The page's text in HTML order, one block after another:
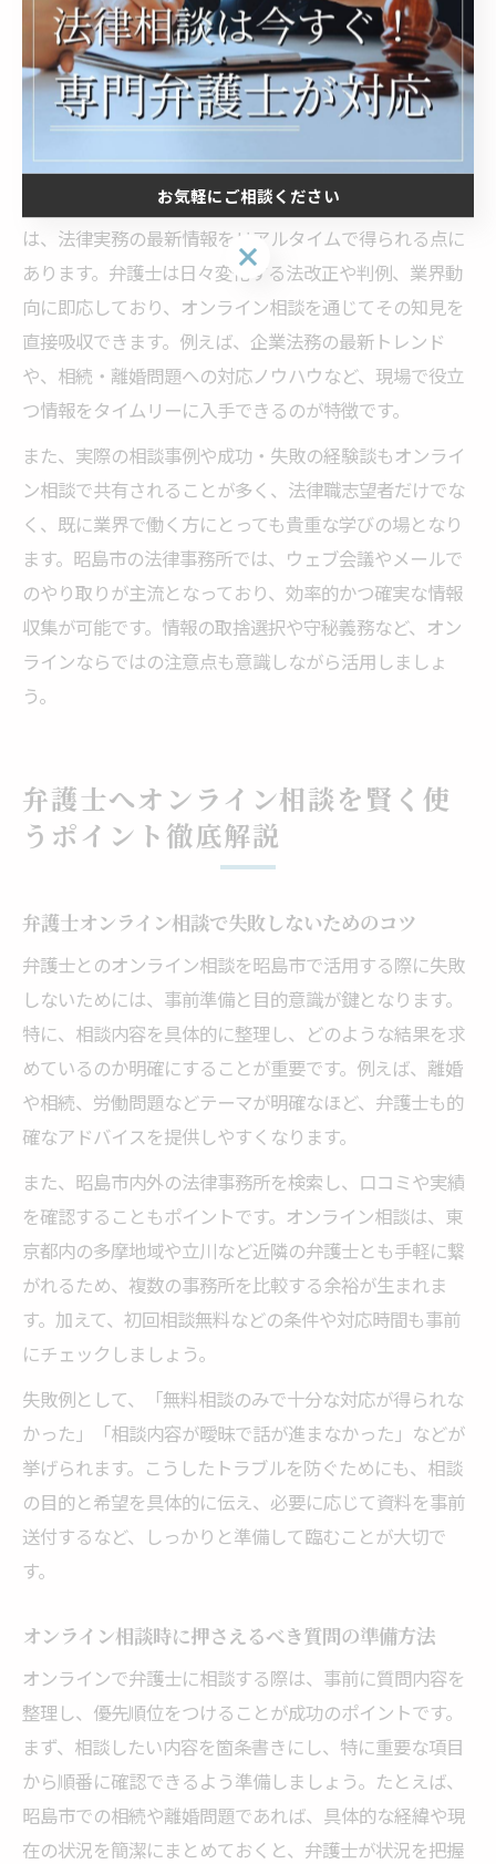
上が期待できます。加えて、オンライン相談の際は通信
環境やプライバシーにも注意し、事前準備を徹底しまし
ょう。
オンライン相談で得られる法律実務の最新情報
東京都昭島市でオンライン相談を利用する最大の魅力
は、法律実務の最新情報をリアルタイムで得られる点に
あります。弁護士は日々変化する法改正や判例、業界動
向に即応しており、オンライン相談を通じてその知見を
直接吸収できます。例えば、企業法務の最新トレンド
や、相続・離婚問題への対応ノウハウなど、現場で役立
つ情報をタイムリーに入手できるのが特徴です。
また、実際の相談事例や成功・失敗の経験談もオンライ
ン相談で共有されることが多く、法律職志望者だけでな
く、既に業界で働く方にとっても貴重な学びの場となり
ます。昭島市の法律事務所では、ウェブ会議やメールで
のやり取りが主流となっており、効率的かつ確実な情報
収集が可能です。情報の取捨選択や守秘義務など、オン
ラインならではの注意点も意識しながら活用しましょ
う。
弁護士へオンライン相談を賢く使
うポイント徹底解説
弁護士オンライン相談で失敗しないためのコツ
弁護士とのオンライン相談を昭島市で活用する際に失敗
しないためには、事前準備と目的意識が鍵となります。
特に、相談内容を具体的に整理し、どのような結果を求
めているのか明確にすることが重要です。例えば、離婚
や相続、労働問題などテーマが明確なほど、弁護士も的
確なアドバイスを提供しやすくなります。
また、昭島市内外の法律事務所を検索し、口コミや実績
を確認することもポイントです。オンライン相談は、東
京都内の多摩地域や立川など近隣の弁護士とも手軽に繋
がれるため、複数の事務所を比較する余裕が生まれま
す。加えて、初回相談無料などの条件や対応時間も事前
にチェックしましょう。
失敗例として、「無料相談のみで十分な対応が得られな
かった」「相談内容が曖昧で話が進まなかった」などが
挙げられます。こうしたトラブルを防ぐためにも、相談
の目的と希望を具体的に伝え、必要に応じて資料を事前
送付するなど、しっかりと準備して臨むことが大切で
す。
オンライン相談時に押さえるべき質問の準備方法
オンラインで弁護士に相談する際は、事前に質問内容を
整理し、優先順位をつけることが成功のポイントです。
まず、相談したい内容を箇条書きにし、特に重要な項目
から順番に確認できるよう準備しましょう。たとえば、
昭島市での相続や離婚問題であれば、具体的な経緯や現
在の状況を簡潔にまとめておくと、弁護士が状況を把握
お気軽にご相談ください
お気軽にご相談ください